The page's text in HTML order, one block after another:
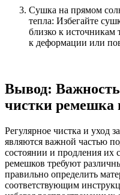
Сушка на прямом
тепла: Избегайте
близко к источникам
к деформации или
Вывод: Важность
чистки ремешка
Регулярное чистка и уход
являются важной частью
состоянии и продления
ремешков требуют
правильно определить
соответствующим